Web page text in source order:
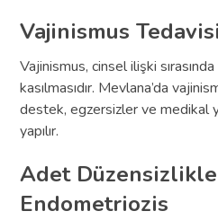
Vajinismus Tedavisi
Vajinismus, cinsel ilişki
kasılmasıdır. Mevlana’da
destek, egzersizler ve medikal
yapılır.
Adet
Endometriozis